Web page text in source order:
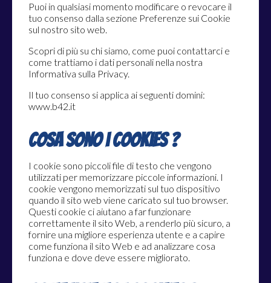
Puoi in qualsiasi momento modificare o revocare il
tuo consenso dalla sezione Preferenze sui Cookie
sul nostro sito web.
Scopri di più su chi siamo, come puoi contattarci e
come trattiamo i dati personali nella nostra
Informativa sulla Privacy.
Il tuo consenso si applica ai seguenti domini:
www.b42.it
Cosa sono i cookies ?
I cookie sono piccoli file di testo che vengono
utilizzati per memorizzare piccole informazioni. I
cookie vengono memorizzati sul tuo dispositivo
quando il sito web viene caricato sul tuo browser.
Questi cookie ci aiutano a far funzionare
correttamente il sito Web, a renderlo più sicuro, a
fornire una migliore esperienza utente e a capire
come funziona il sito Web e ad analizzare cosa
funziona e dove deve essere migliorato.